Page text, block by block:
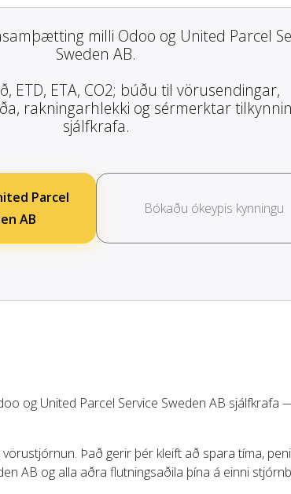
milli Odoo og United Parcel
Sweden AB.
ETD, ETA, CO2; búðu til vörusendingar,
rakningarhlekki og sérmerktar
sjálfkrafa.
Parcel
AB
Bókaðu ókeypis kynningu
og United Parcel Service Sweden AB sjálfkrafa
Það gerir þér kleift að spara tíma,
AB og alla aðra flutningsaðila þína á einni